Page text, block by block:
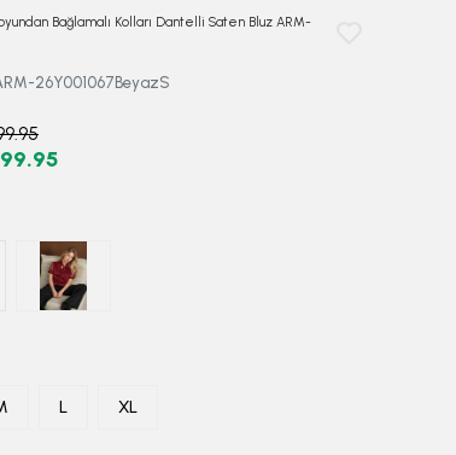
Bağlamalı Kolları Dantelli Saten Bluz ARM-
26Y001067BeyazS
L XL